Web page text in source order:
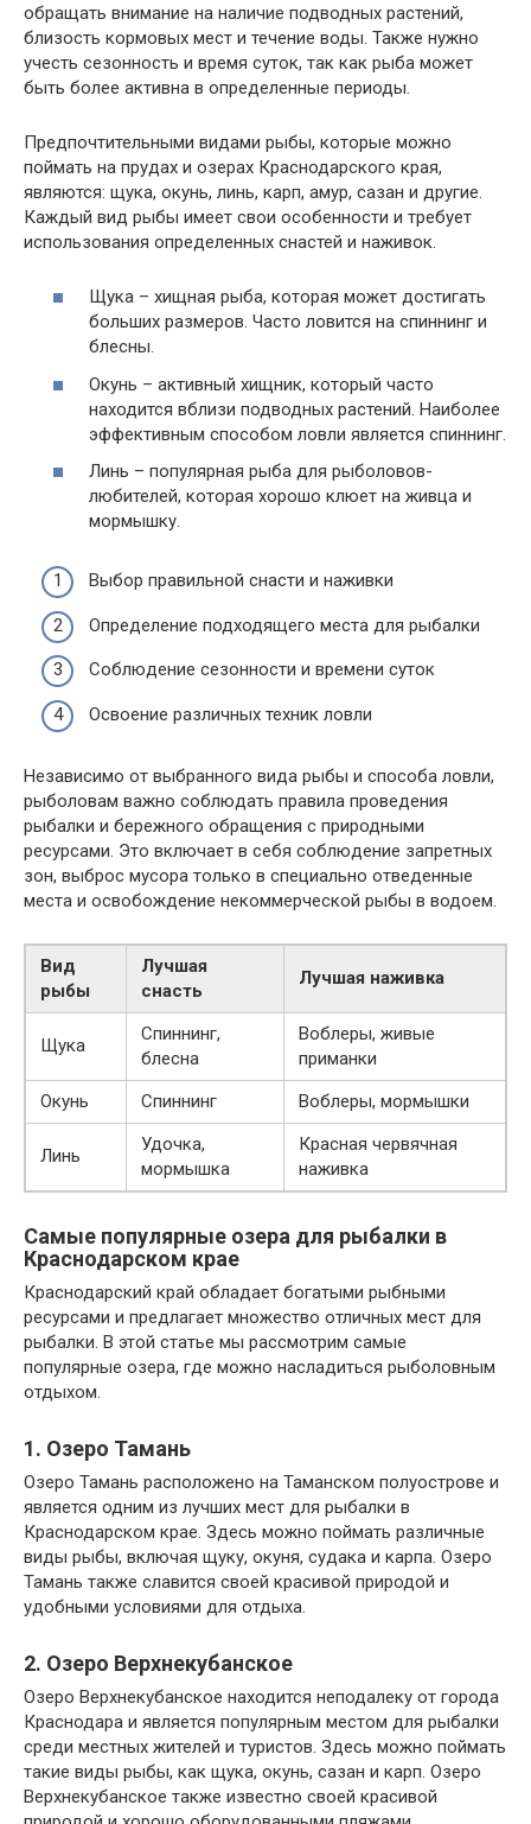
обращать внимание на наличие подводных растений,
близость кормовых мест и течение воды. Также нужно
учесть сезонность и время суток, так как рыба может
быть более активна в определенные периоды.
Предпочтительными видами рыбы, которые можно
поймать на прудах и озерах Краснодарского края,
являются: щука, окунь, линь, карп, амур, сазан и другие.
Каждый вид рыбы имеет свои особенности и требует
использования определенных снастей и наживок.
Щука – хищная рыба, которая может достигать
больших размеров. Часто ловится на спиннинг и
блесны.
Окунь – активный хищник, который часто
находится вблизи подводных растений. Наиболее
эффективным способом ловли является спиннинг.
Линь – популярная рыба для рыболовов-
любителей, которая хорошо клюет на живца и
мормышку.
Выбор правильной снасти и наживки
Определение подходящего места для рыбалки
Соблюдение сезонности и времени суток
Освоение различных техник ловли
Независимо от выбранного вида рыбы и способа ловли,
рыболовам важно соблюдать правила проведения
рыбалки и бережного обращения с природными
ресурсами. Это включает в себя соблюдение запретных
зон, выброс мусора только в специально отведенные
места и освобождение некоммерческой рыбы в водоем.
Вид
рыбы
Лучшая
снасть
Лучшая наживка
Щука
Спиннинг,
блесна
Воблеры, живые
приманки
Окунь
Спиннинг Воблеры, мормышки
Линь
Удочка,
мормышка
Красная червячная
наживка
Самые популярные озера для рыбалки в
Краснодарском крае
Краснодарский край обладает богатыми рыбными
ресурсами и предлагает множество отличных мест для
рыбалки. В этой статье мы рассмотрим самые
популярные озера, где можно насладиться рыболовным
отдыхом.
1. Озеро Тамань
Озеро Тамань расположено на Таманском полуострове и
является одним из лучших мест для рыбалки в
Краснодарском крае. Здесь можно поймать различные
виды рыбы, включая щуку, окуня, судака и карпа. Озеро
Тамань также славится своей красивой природой и
удобными условиями для отдыха.
2. Озеро Верхнекубанское
Озеро Верхнекубанское находится неподалеку от города
Краснодара и является популярным местом для рыбалки
среди местных жителей и туристов. Здесь можно поймать
такие виды рыбы, как щука, окунь, сазан и карп. Озеро
Верхнекубанское также известно своей красивой